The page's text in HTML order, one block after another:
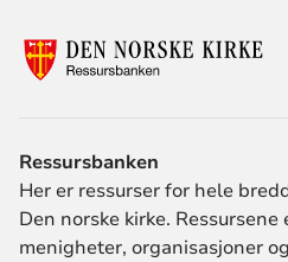
Ressursbanken
Her er ressurser for hele
Den norske kirke.
menigheter, organisasjoner